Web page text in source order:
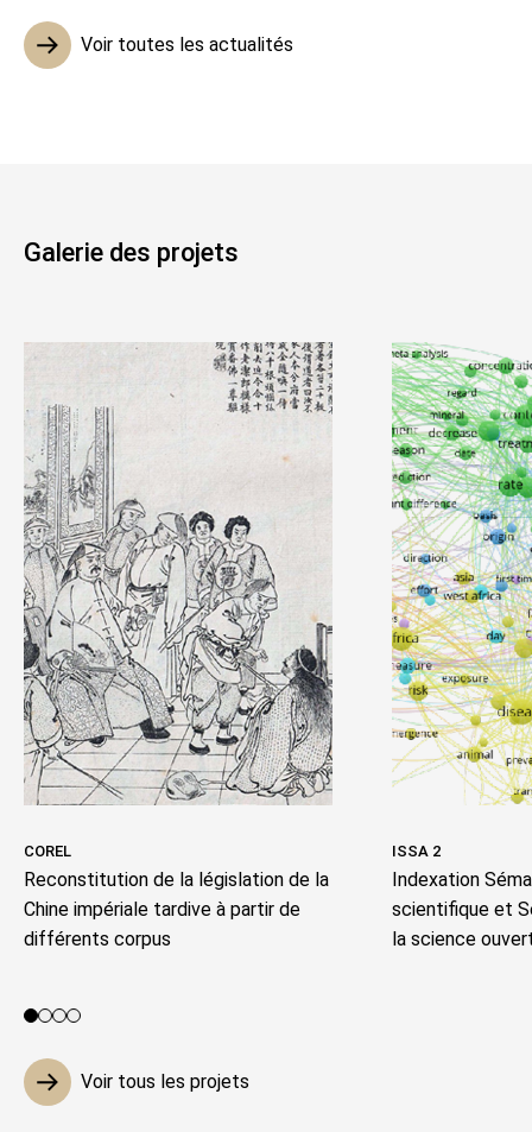
Voir toutes les actualités
Galerie des projets
Voir tous les projets
COREL
Reconstitution de la législation de la
Chine impériale tardive à partir de
différents corpus
ISSA 2
Indexation
scientifique et
la science
Voir le projet 1
Voir le projet 2
Voir le projet 3
Voir le projet 4